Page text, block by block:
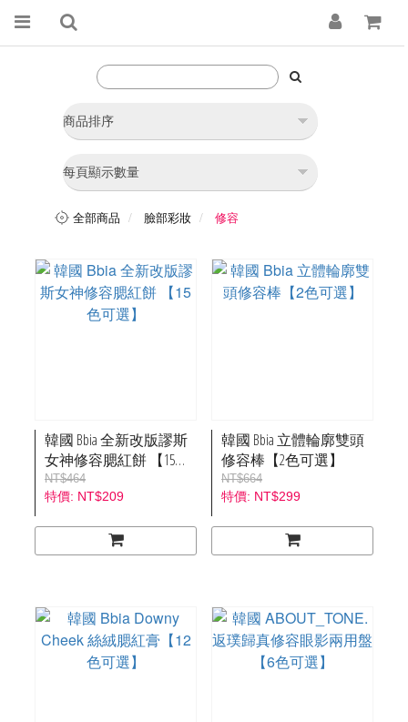
全部商品 臉部彩妝 修容
韓國 Bbia 全新改版謬斯
女神修容腮紅餅 【15色
可選】
NT$464
NT$209
韓國 Bbia 立體輪廓雙頭
修容棒【2色可選】
NT$664
NT$299